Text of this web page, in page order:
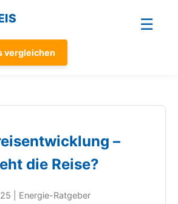
☰
vergleichen
–
die Reise?
| Energie-Ratgeber